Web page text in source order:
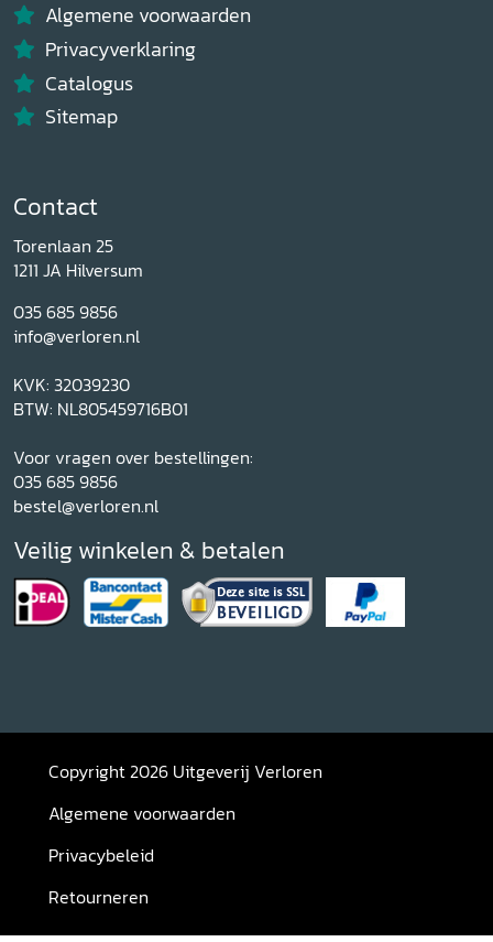
Algemene voorwaarden
Privacyverklaring
Catalogus
Sitemap
Contact
Torenlaan 25
1211 JA Hilversum
035 685 9856
info@verloren.nl
KVK: 32039230
BTW: NL805459716B01
Voor vragen over bestellingen:
035 685 9856
bestel@verloren.nl
Veilig winkelen & betalen
Copyright 2026 Uitgeverij Verloren
Algemene voorwaarden
Privacybeleid
Retourneren